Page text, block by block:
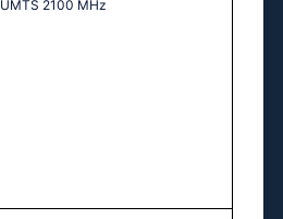
UМТS 2100 МНz